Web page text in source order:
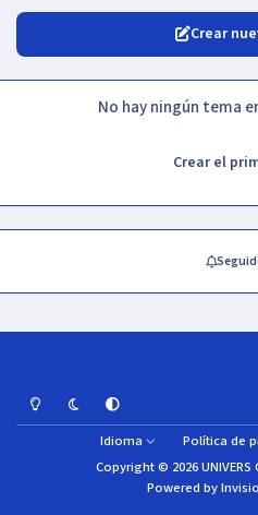
Crear
No hay ningún tema
Crear el
Light ModeDark ModeSystem Preference
Idioma Política de
Copyright © 2026 UNIVERS
Powered by